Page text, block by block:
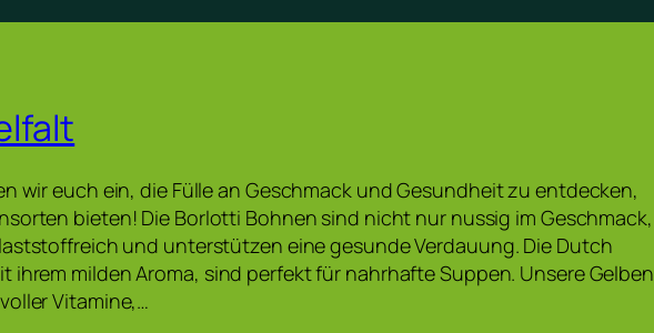
wir euch ein, die Fülle an Geschmack und Gesundheit zu entdecken,
bieten! Die Borlotti Bohnen sind nicht nur nussig im Geschmack,
und unterstützen eine gesunde Verdauung. Die Dutch
ihrem milden Aroma, sind perfekt für nahrhafte Suppen. Unsere Gelben
Vitamine,…